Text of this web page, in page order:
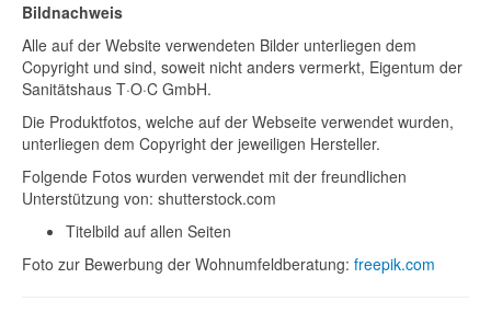
Bildnachweis
Alle auf der Website verwendeten Bilder unterliegen dem
Copyright und sind, soweit nicht anders vermerkt, Eigentum der
Sanitätshaus T·O·C GmbH.
Die Produktfotos, welche auf der Webseite verwendet wurden,
unterliegen dem Copyright der jeweiligen Hersteller.
Folgende Fotos wurden verwendet mit der freundlichen
Unterstützung von: shutterstock.com
Titelbild auf allen Seiten
Foto zur Bewerbung der Wohnumfeldberatung: freepik.com